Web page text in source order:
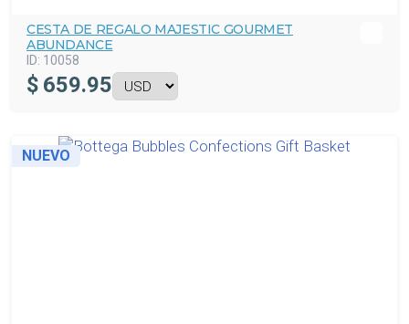
CESTA DE REGALO MAJESTIC GOURMET
ABUNDANCE
ID: 10058
$ 659.95
NUEVO